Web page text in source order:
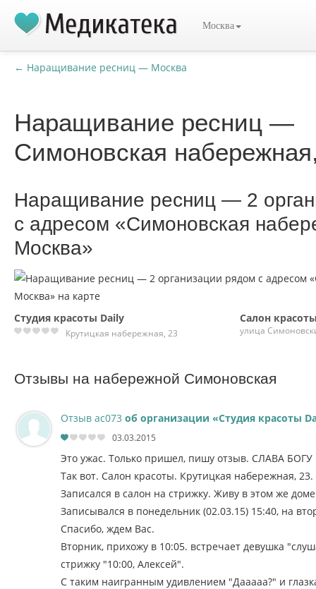
Москва
← Наращивание ресниц — Москва
Наращивание ресниц —
Симоновская
Наращивание ресниц — 2
с адресом «Симоновская
Москва»
Студия красоты Daily
Крутицкая набережная, 23
Салон
улица
Отзывы на набережной Симоновская
Отзыв ac073 об организации «Студия красоты
03.03.2015
Это ужас. Только пришел, пишу отзыв. СЛАВА БОГУ
Так вот. Салон красоты. Крутицкая набережная, 23.
Записался в салон на стрижку. Живу в этом же
Записывался в понедельник (02.03.15) 15:40, на
Спасибо, ждем Вас.
Вторник, прихожу в 10:05. встречает девушка
стрижку "10:00, Алексей".
С таким наигранным удивлением "Дааааа?" и